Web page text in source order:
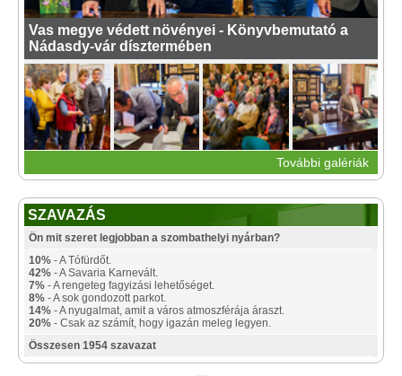
Vas megye védett növényei - Könyvbemutató a
Nádasdy-vár dísztermében
További galériák
SZAVAZÁS
Ön mit szeret legjobban a szombathelyi nyárban?
10% - A Tófürdőt.
42% - A Savaria Karnevált.
7% - A rengeteg fagyizási lehetőséget.
8% - A sok gondozott parkot.
14% - A nyugalmat, amit a város atmoszférája áraszt.
20% - Csak az számít, hogy igazán meleg legyen.
Összesen 1954 szavazat